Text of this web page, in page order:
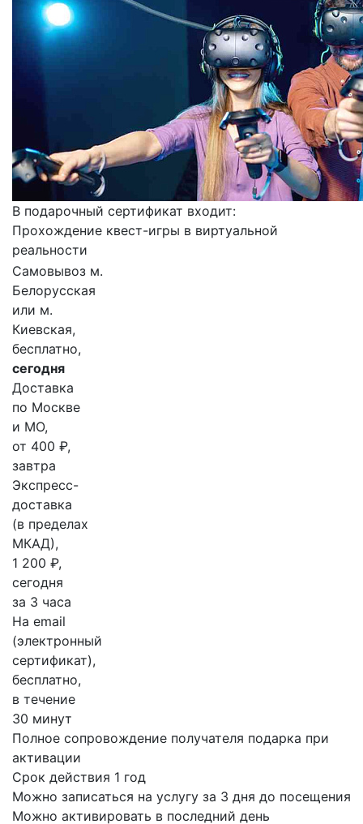
В подарочный сертификат входит:
Прохождение квест-игры в виртуальной
реальности
Самовывоз м.
Белорусская
или м.
Киевская,
бесплатно,
сегодня
Доставка
по Москве
и МО,
от 400 ₽,
завтра
Экспресс-
доставка
(в пределах
МКАД),
1 200 ₽,
сегодня
за 3 часа
На email
(электронный
сертификат),
бесплатно,
в течение
30 минут
Полное сопровождение получателя подарка при
активации
Срок действия 1 год
Можно записаться на услугу за 3 дня до посещения
Можно активировать в последний день